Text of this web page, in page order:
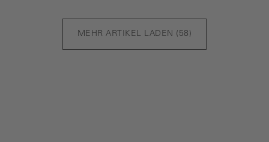
MEHR ARTIKEL LADEN ( 58 )